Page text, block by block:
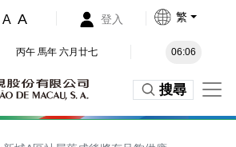
A A 登入 繁
丙午 馬年 六月廿七 06:06
搜尋